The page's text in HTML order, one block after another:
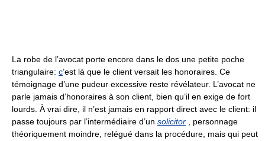
La robe de l’avocat porte encore dans le dos une petite poche
triangulaire: c’est là que le client versait les honoraires. Ce
témoignage d’une pudeur excessive reste révélateur. L’avocat ne
parle jamais d’honoraires à son client, bien qu’il en exige de fort
lourds. À vrai dire, il n’est jamais en rapport direct avec le client: il
passe toujours par l’intermédiaire d’un solicitor , personnage
théoriquement moindre, relégué dans la procédure, mais qui peut